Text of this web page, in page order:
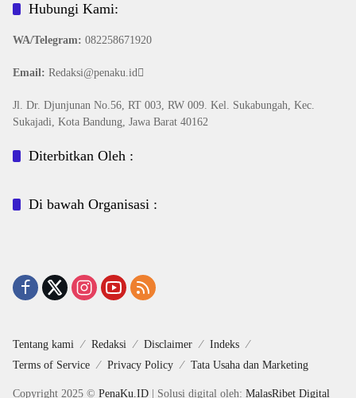
Hubungi Kami:
WA/Telegram: 082258671920
Email: Redaksi@penaku.id
Jl. Dr. Djunjunan No.56, RT 003, RW 009. Kel. Sukabungah, Kec.
Sukajadi, Kota Bandung, Jawa Barat 40162
Diterbitkan Oleh :
Di bawah Organisasi :
Tentang kami Redaksi Disclaimer
Indeks
Terms of Service
Privacy Policy Tata Usaha dan Marketing
Copyright 2025 © PenaKu.ID | Solusi digital oleh: MalasRibet Digital